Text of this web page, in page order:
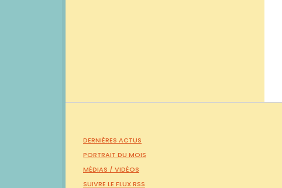
DERNIÈRES ACTUS
PORTRAIT DU MOIS
MÉDIAS / VIDÉOS
SUIVRE LE FLUX RSS